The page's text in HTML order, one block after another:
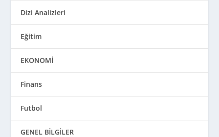
Dizi Analizleri
Eğitim
EKONOMİ
Finans
Futbol
GENEL BİLGİLER